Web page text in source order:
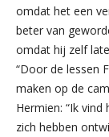
omdat het een
beter van
omdat hij zelf
“Door de lessen
maken op de
Hermien: “Ik
zich hebben